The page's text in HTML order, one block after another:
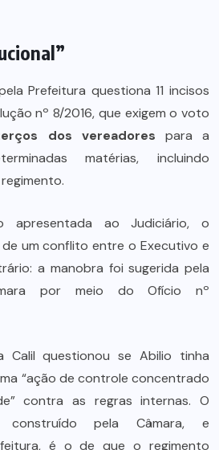
Prefeitura questiona 11 incisos
nº 8/2016, que exigem o voto
dos vereadores para a
matérias, incluindo
apresentada ao Judiciário, o
um conflito entre o Executivo e
a manobra foi sugerida pela
por meio do Ofício nº
Calil questionou se Abilio tinha
“ação de controle concentrado
contra as regras internas. O
construído pela Câmara, e
é o de que o regimento